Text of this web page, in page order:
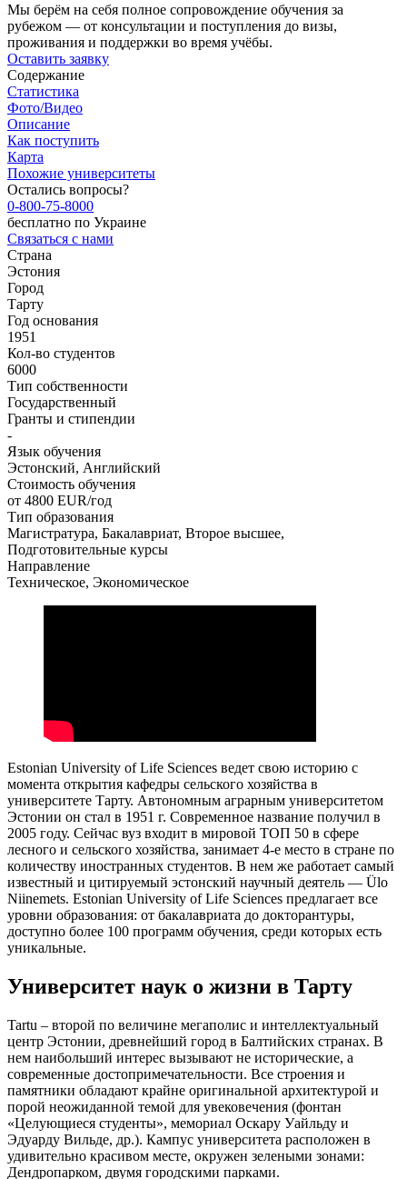
Мы берём на себя полное сопровождение обучения за
рубежом — от консультации и поступления до визы,
проживания и поддержки во время учёбы.
Оставить заявку
Содержание
Статистика
Фото/Видео
Описание
Как поступить
Карта
Похожие университеты
Остались вопросы?
0-800-75-8000
бесплатно по Украине
Связаться с нами
Страна
Эстония
Город
Тарту
Год основания
1951
Кол-во студентов
6000
Тип собственности
Государственный
Гранты и стипендии
-
Язык обучения
Эстонский, Английский
Стоимость обучения
от 4800 EUR/год
Тип образования
Магистратура, Бакалавриат, Второе высшее,
Подготовительные курсы
Направление
Техническое, Экономическое
Estonian University of Life Sciences ведет свою историю с
момента открытия кафедры сельского хозяйства в
университете Тарту. Автономным аграрным университетом
Эстонии он стал в 1951 г. Современное название получил в
2005 году. Сейчас вуз входит в мировой ТОП 50 в сфере
лесного и сельского хозяйства, занимает 4-е место в стране по
количеству иностранных студентов. В нем же работает самый
известный и цитируемый эстонский научный деятель — Ülo
Niinemets. Estonian University of Life Sciences предлагает все
уровни образования: от бакалавриата до докторантуры,
доступно более 100 программ обучения, среди которых есть
уникальные.
Университет наук о жизни в Тарту
Tartu – второй по величине мегаполис и интеллектуальный
центр Эстонии, древнейший город в Балтийских странах. В
нем наибольший интерес вызывают не исторические, а
современные достопримечательности. Все строения и
памятники обладают крайне оригинальной архитектурой и
порой неожиданной темой для увековечения (фонтан
«Целующиеся студенты», мемориал Оскару Уайльду и
Эдуарду Вильде, др.). Кампус университета расположен в
удивительно красивом месте, окружен зелеными зонами:
Дендропарком, двумя городскими парками.